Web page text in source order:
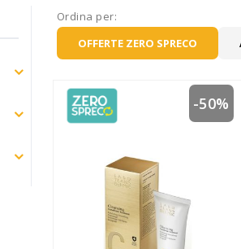
Ordina per
OFFERTE ZERO SPRECO
-50%